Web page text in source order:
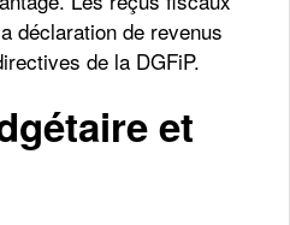
déclaration de revenus
de la DGFiP.
et